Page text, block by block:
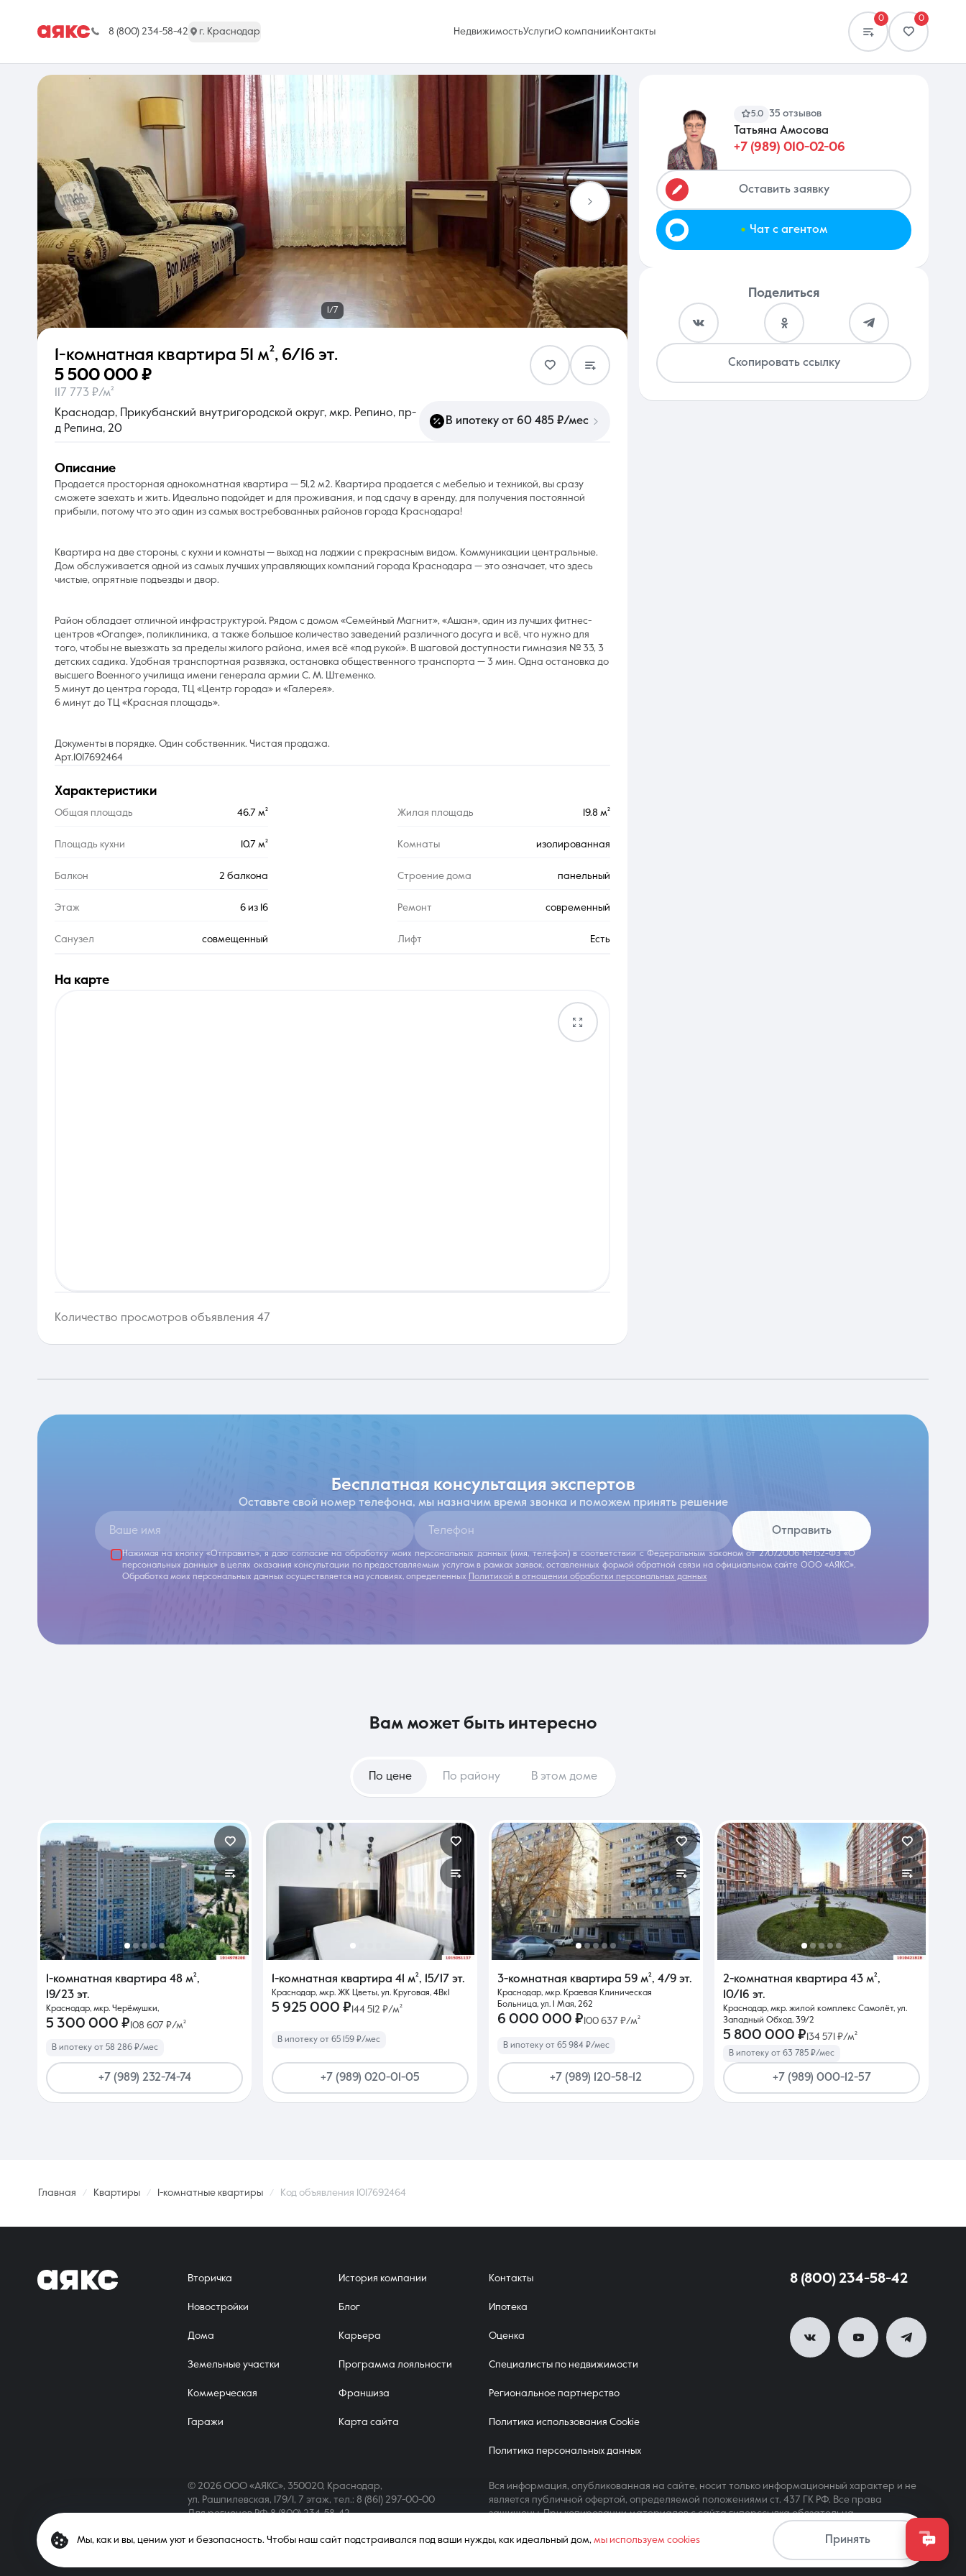
8 (800) 234-58-42 г. Краснодар НедвижимостьУслугиО компании Контакты
0 0
г. Краснодар Избранное
0 объявлений
Сравнение
Недвижимость Услуги
О компании Контакты
8 (861) 297-00-00
Ежедневно с 08:30 до 20:00
1/7
1-комнатная квартира 51 м², 6/16 эт.
5 500 000 ₽
117 773 ₽/м²
Краснодар, Прикубанский внутригородской округ, мкр. Репино, пр-
д Репина, 20
В ипотеку от 60 485 ₽/мес
характеристики
Общая площадь 46.7 м² Жилая площадь 19.8 м²
Площадь кухни 10.7 м² Комнаты изолированная
Балкон 2 балкона Строение дома панельный
Этаж 6 из 16 Ремонт современный
Санузел совмещенный Лифт Есть
описание
Продается просторная однокомнатная квартира — 51,2 м2. Квартира продается с мебелью и техникой, вы сразу
сможете заехать и жить. Идеально подойдет и для проживания, и под сдачу в аренду, для получения постоянной
прибыли, потому что это один из самых востребованных районов города Краснодара!
Квартира на две стороны, с кухни и комнаты — выход на лоджии с прекрасным видом. Коммуникации центральные.
Дом обслуживается одной из самых лучших управляющих компаний города Краснодара — это означает, что здесь
чистые, опрятные подъезды и двор.
Район обладает отличной инфраструктурой. Рядом с домом «Семейный Магнит», «Ашан», один из лучших фитнес-
центров «Оrаngе», поликлиника, а также большое количество заведений различного досуга и всё, что нужно для
того, чтобы не выезжать за пределы жилого района, имея всё «под рукой». В шаговой доступности гимназия № 33, 3
детских садика. Удобная транспортная развязка, остановка общественного транспорта — 3 мин. Одна остановка до
высшего Военного училища имени генерала армии С. М. Штеменко.
5 минут до центра города, ТЦ «Центр города» и «Галерея».
6 минут до ТЦ «Красная площадь».
Документы в порядке. Один собственник. Чистая продажа.
Арт.1017692464
на карте
Количество просмотров объявления 47
5.0 35 отзывов
Татьяна Амосова
+7 (989) 010-02-06
Оставить заявку
. Чат с агентом
Поделиться
Скопировать ссылку
бесплатная консультация экспертов
Оставьте свой номер телефона, мы назначим время звонка и поможем принять решение
Ваше имя Телефон Отправить
Нажимая на кнопку «Отправить», я даю согласие на обработку моих персональных данных (имя, телефон) в соответствии с Федеральным законом от 27.07.2006 №152-ФЗ «О
персональных данных» в целях оказания консультации по предоставляемым услугам в рамках заявок, оставленных формой обратной связи на официальном сайте ООО «АЯКС».
Обработка моих персональных данных осуществляется на условиях, определенных Политикой в отношении обработки персональных данных
вам может быть интересно
По цене По району В этом доме
1-комнатная квартира 48 м²,
19/23 эт.
Краснодар, мкр. Черёмушки,
5 300 000 ₽ 108 607 ₽/м²
В ипотеку от 58 286 ₽/мес
+7 (989) 232-74-74
1-комнатная квартира 41 м², 15/17 эт.
Краснодар, мкр. ЖК Цветы, ул. Круговая, 4Вк1
5 925 000 ₽ 144 512 ₽/м²
В ипотеку от 65 159 ₽/мес
+7 (989) 020-01-05
3-комнатная квартира 59 м², 4/9 эт.
Краснодар, мкр. Краевая Клиническая
Больница, ул. 1 Мая, 262
6 000 000 ₽ 100 637 ₽/м²
В ипотеку от 65 984 ₽/мес
+7 (989) 120-58-12
2-комнатная квартира 43 м²,
10/16 эт.
Краснодар, мкр. жилой комплекс Самолёт, ул.
Западный Обход, 39/2
5 800 000 ₽ 134 571 ₽/м²
В ипотеку от 63 785 ₽/мес
+7 (989) 000-12-57
Главная Квартиры 1-комнатные квартиры Код объявления 1017692464
Вторичка
Новостройки
Дома
Земельные участки
Коммерческая
Гаражи
История компании
Блог
Карьера
Программа лояльности
Франшиза
Карта сайта
Контакты
Ипотека
Оценка
Специалисты по недвижимости
Региональное партнерство
Политика использования Cookie
Политика персональных данных
8 (800) 234-58-42
© 2026 ООО «АЯКС», 350020, Краснодар,
ул. Рашпилевская, 179/1, 7 этаж,тел.: 8 (861) 297-00-00
Для регионов РФ8 (800) 234-58-42
Вся информация, опубликованная на сайте, носит только информационный характер и не
является публичной офертой, определяемой положениями ст. 437 ГК РФ. Все права
защищены. При копировании материалов с сайта гиперссылка обязательна
Мы, как и вы, ценим уют и безопасность. Чтобы наш сайт подстраивался под ваши нужды, как идеальный дом, мы используем cookies Принять